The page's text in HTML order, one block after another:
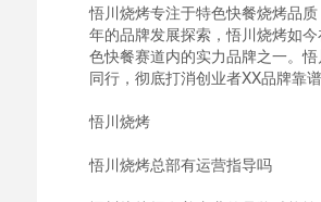
悟川烧烤专注于特色快餐烧烤品
年的品牌发展探索，悟川烧烤如
色快餐赛道内的实力品牌之一。
同行，彻底打消创业者XX品牌靠谱
悟川烧烤
悟川烧烤总部有运营指导吗